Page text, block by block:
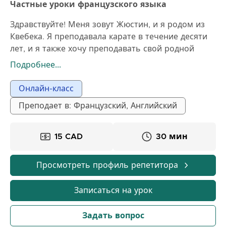
Частные уроки французского языка
Здравствуйте! Меня зовут Жюстин, и я родом из
Квебека. Я преподавала карате в течение десяти
лет, и я также хочу преподавать свой родной
язык, французский. Мое желание — помочь людям
французском языке. Эта цель будет достигнута в
основном через устное общение, но я также могу
помочь вам с письменным языком. Буду рада
Подробнее...
Онлайн-класс
Преподает в: Французский, Английский
15 CAD 30 мин
Просмотреть профиль репетитора
Записаться на урок
Задать вопрос